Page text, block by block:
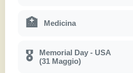
🏥 Medicina
🎖
Memorial Day - USA
(31 Maggio)